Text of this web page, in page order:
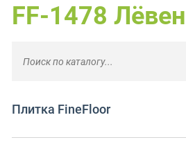
FF-1478
Плитка FineFloor